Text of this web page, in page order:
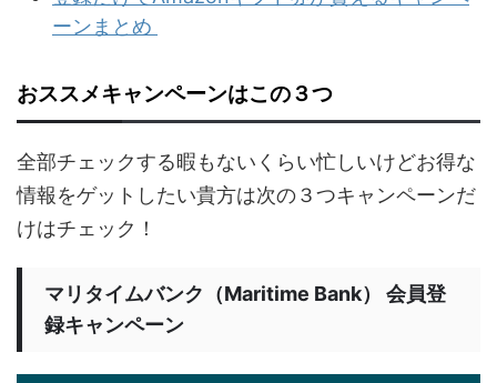
ーンまとめ
おススメキャンペーンはこの３つ
全部チェックする暇もないくらい忙しいけどお得な
情報をゲットしたい貴方は次の３つキャンペーンだ
けはチェック！
マリタイムバンク（Maritime Bank） 会員登
録キャンペーン